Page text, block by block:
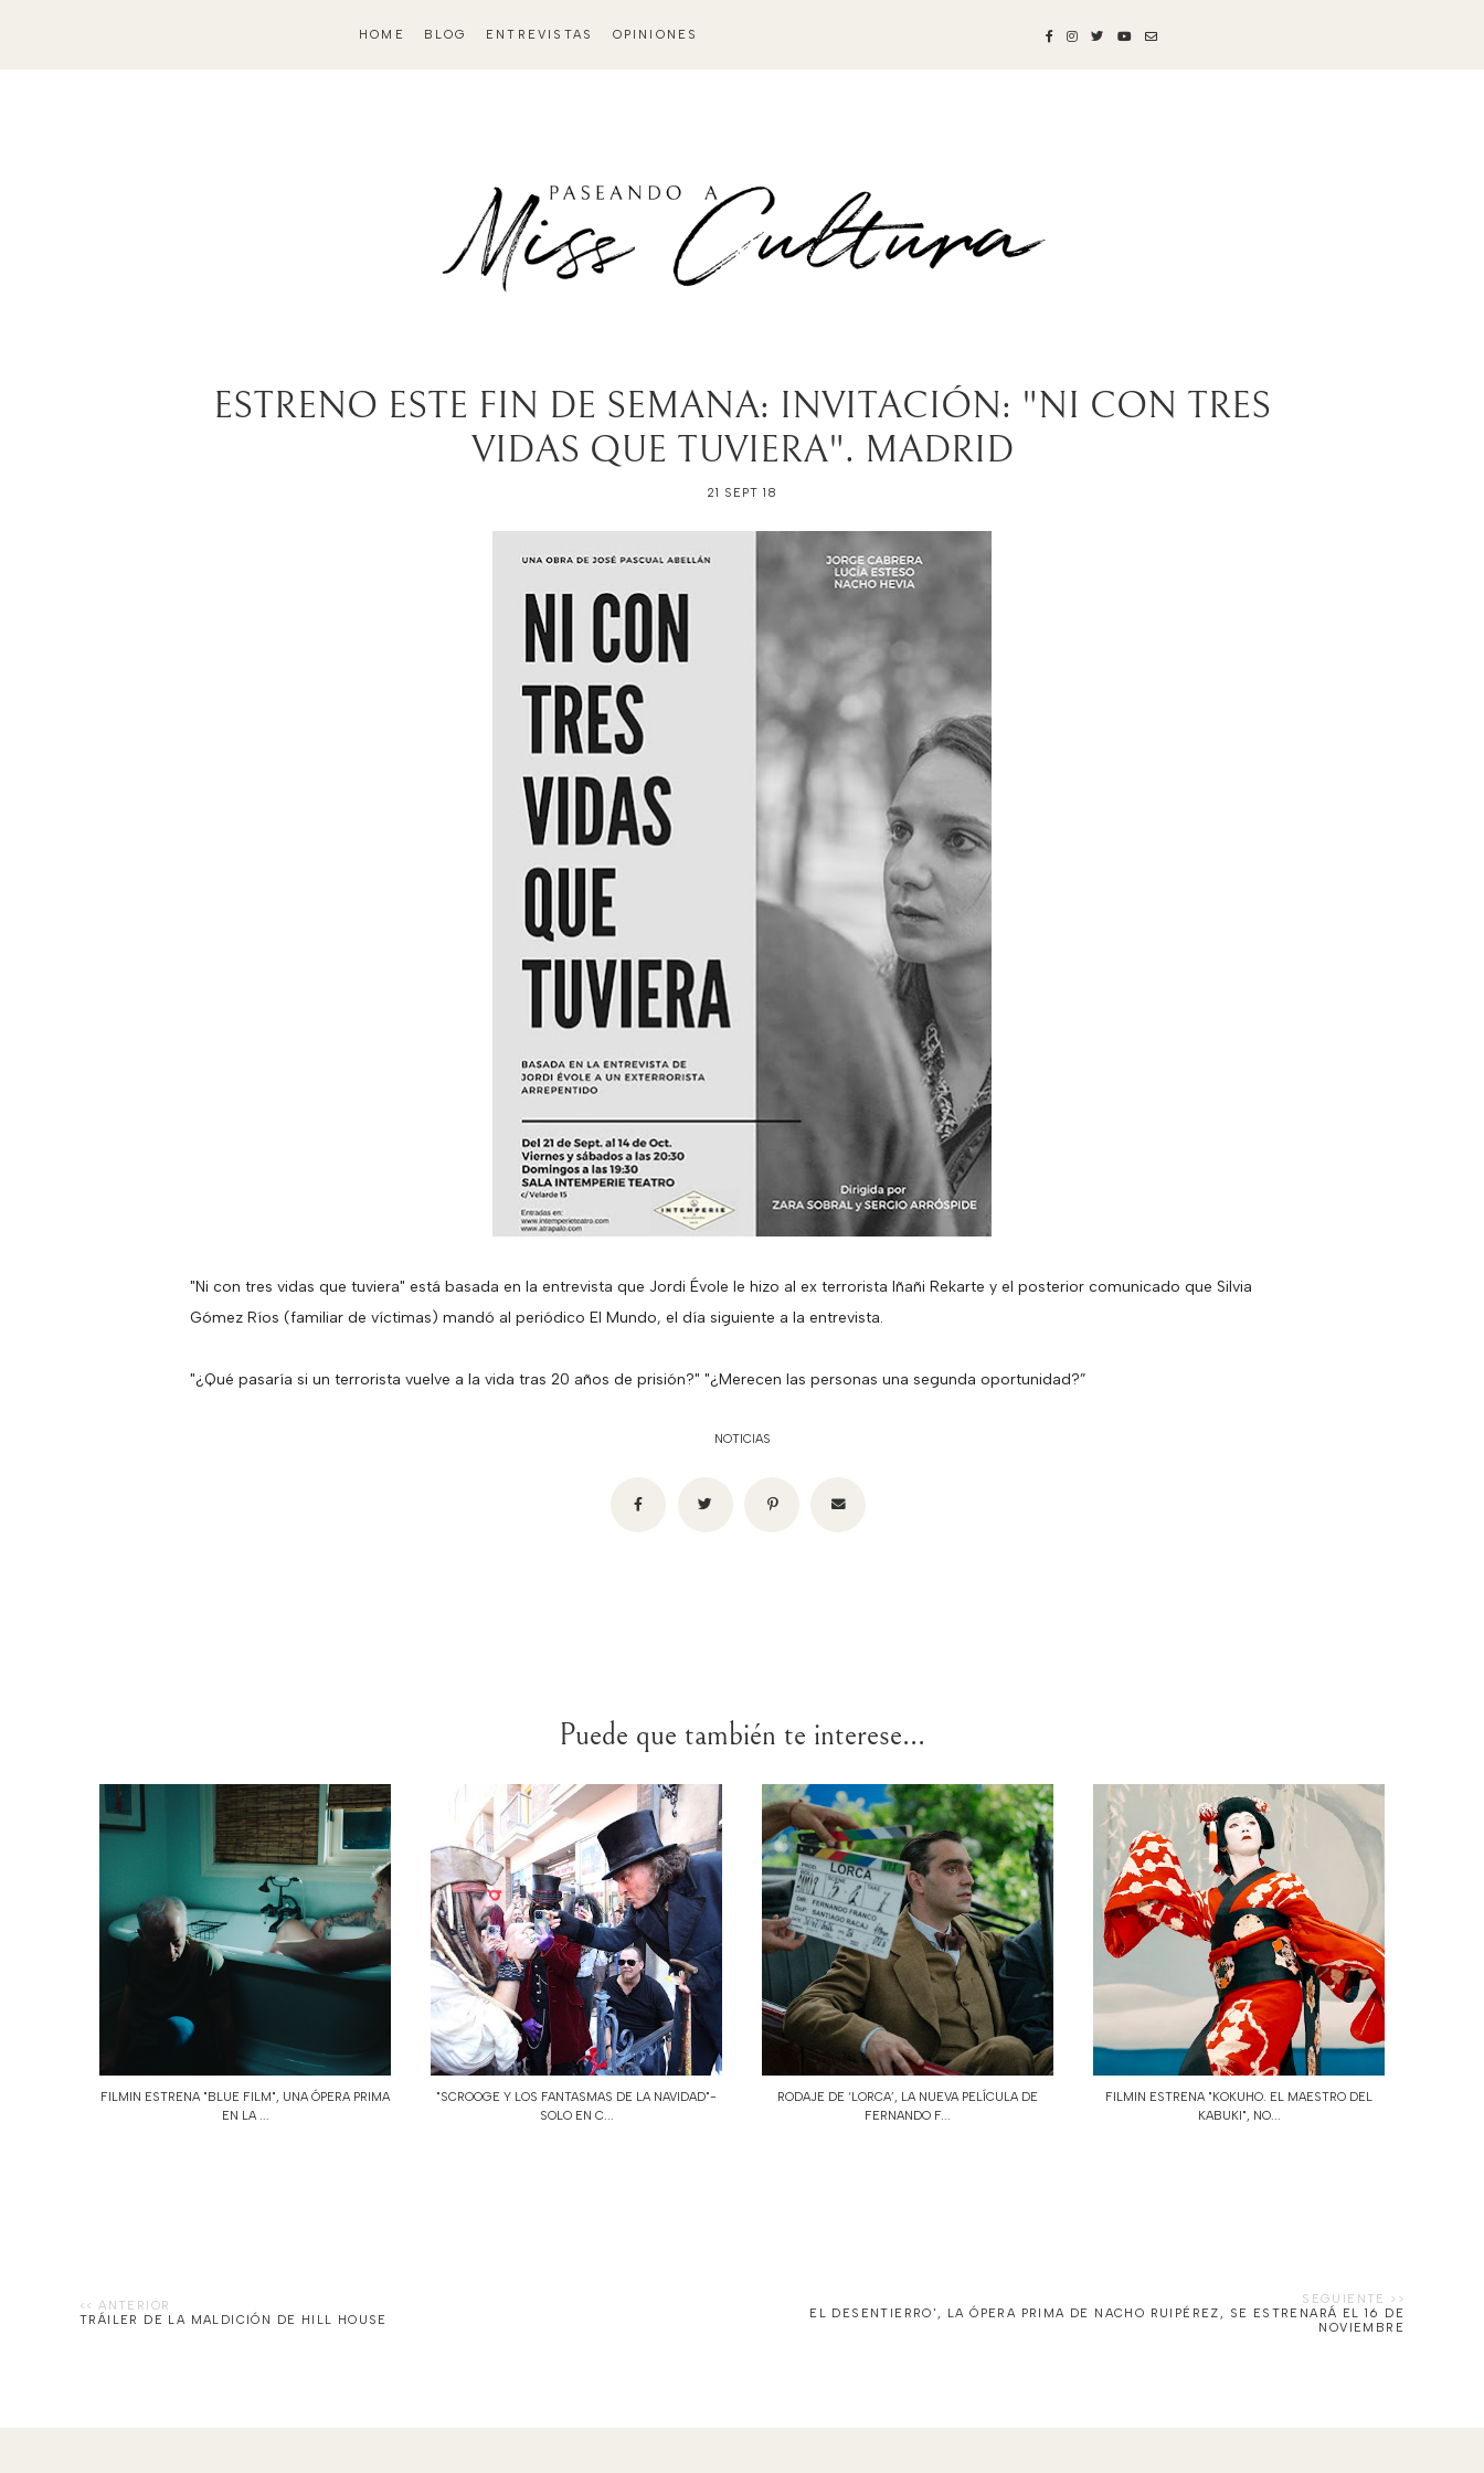
HOME BLOG ENTREVISTAS OPINIONES
ESTRENO ESTE FIN DE SEMANA: INVITACIÓN: "NI CON TRES
VIDAS QUE TUVIERA". MADRID
21 SEPT 18
"Ni con tres vidas que tuviera" está basada en la entrevista que Jordi Évole le hizo al ex terrorista Iñañi Rekarte y el posterior comunicado que Silvia
Gómez Ríos (familiar de víctimas) mandó al periódico El Mundo, el día siguiente a la entrevista.
"¿Qué pasaría si un terrorista vuelve a la vida tras 20 años de prisión?" "¿Merecen las personas una segunda oportunidad?”
NOTICIAS
Puede que también te interese...
FILMIN ESTRENA "BLUE FILM", UNA ÓPERA PRIMA
EN LA ...
"SCROOGE Y LOS FANTASMAS DE LA NAVIDAD"-
SOLO EN C...
RODAJE DE ‘LORCA’, LA NUEVA PELÍCULA DE
FERNANDO F...
FILMIN ESTRENA "KOKUHO. EL MAESTRO DEL
KABUKI", NO...
TRÁILER DE LA MALDICIÓN DE HILL HOUSE
EL DESENTIERRO', LA ÓPERA PRIMA DE NACHO RUIPÉREZ, SE ESTRENARÁ EL 16 DE
NOVIEMBRE